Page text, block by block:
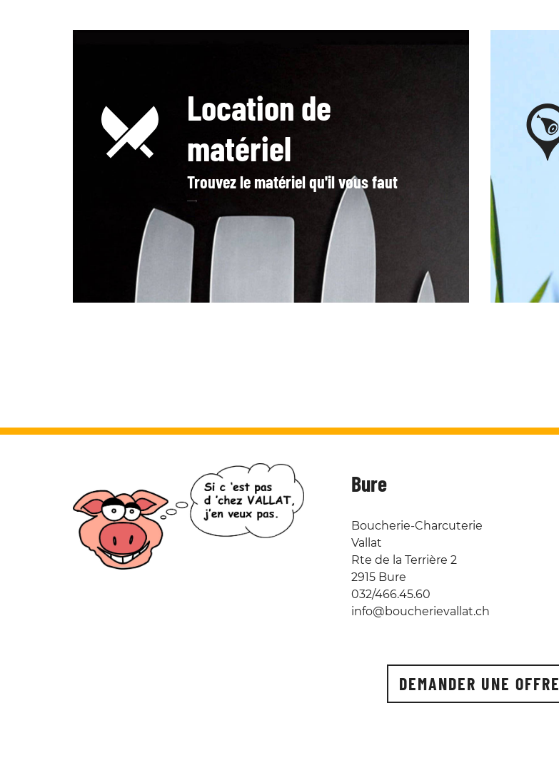
Location de
matériel
Trouvez le matériel qu'il vous faut
Bure
Boucherie-Charcuterie
Vallat
Rte de la Terrière 2
2915 Bure
032/466.45.60
info@boucherievallat.ch
DEMANDER UNE OFFRE